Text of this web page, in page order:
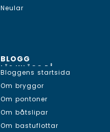
Neular
BLOGG
LÄS INLÄGG PÅ...
Bloggens startsida
Om bryggor
Om pontoner
Om båtslipar
Om bastuflottar